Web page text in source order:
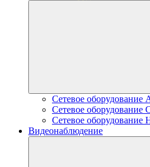
Сетевое оборудование
Сетевое оборудование
Сетевое оборудование
Видеонаблюдение